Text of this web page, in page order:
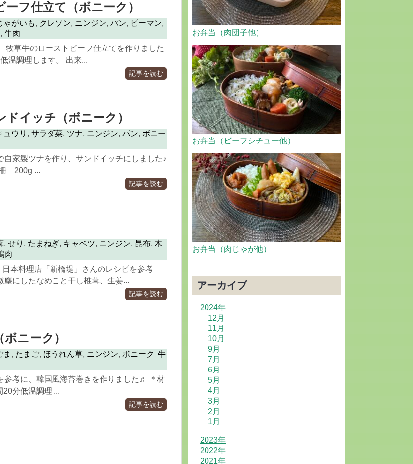
フ仕立て（ボニーク）
ゃがいも, クレソン, ニンジン,パン, ピーマン,
, 牛肉
牧草牛のローストビーフ仕立てを作りました
温調理します。 出来...
記事を読む
ドイッチ（ボニーク）
ュウリ ,サラダ菜, ツナ, ニンジン,パン,ボニー
自家製ツナを作り、サンドイッチにしました♪
柵 200g ...
記事を読む
,せり , たまねぎ, キャベツ, ニンジン, 昆布,木
肉
本料理店「新橋堤」さんのレシピを参考
塵にしたなめこと干し椎茸、生姜...
記事を読む
ニーク）
ま , たまご, ほうれん草, ニンジン,ボニーク,牛
参考に、韓国風海苔巻きを作りました♬ ＊材
分低温調理 ...
記事を読む
お弁当（肉団子他）
お弁当（ビーフシチュー他）
お弁当（肉じゃが他）
アーカイブ
2024年
12月
11月
10月
9月
7月
6月
5月
4月
3月
2月
1月
2023年
2022年
2021年